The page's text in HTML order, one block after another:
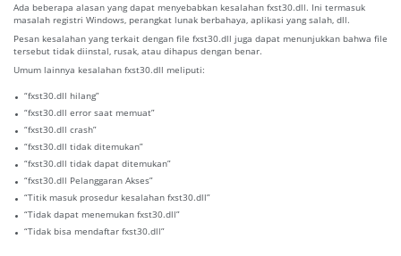
Ada beberapa alasan yang dapat menyebabkan kesalahan fxst30.dll. Ini termasuk
masalah registri Windows, perangkat lunak berbahaya, aplikasi yang salah, dll.
Pesan kesalahan yang terkait dengan file fxst30.dll juga dapat menunjukkan bahwa file
tersebut tidak diinstal, rusak, atau dihapus dengan benar.
Umum lainnya kesalahan fxst30.dll meliputi:
“fxst30.dll hilang”
“fxst30.dll error saat memuat”
“fxst30.dll crash”
“fxst30.dll tidak ditemukan”
“fxst30.dll tidak dapat ditemukan”
“fxst30.dll Pelanggaran Akses”
“Titik masuk prosedur kesalahan fxst30.dll”
“Tidak dapat menemukan fxst30.dll”
“Tidak bisa mendaftar fxst30.dll”